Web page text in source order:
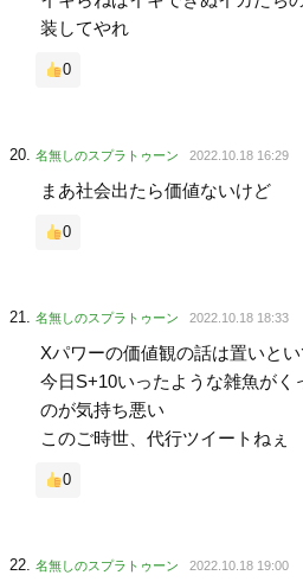
装してやれ
0
名無しのスプラトゥーン 2022.10.18 16:29
まあ社会出たら価値ないけど
0
名無しのスプラトゥーン 2022.10.18 18:33
Xパワーの価値観の話は置いとい
今日S+10いったような雑魚がく
のが気持ち悪い
このご時世、代行ツイートねぇ
0
名無しのスプラトゥーン 2022.10.18 19:00